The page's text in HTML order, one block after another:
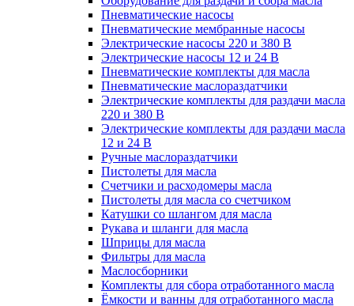
Пневматические насосы
Пневматические мембранные насосы
Электрические насосы 220 и 380 В
Электрические насосы 12 и 24 В
Пневматические комплекты для масла
Пневматические маслораздатчики
Электрические комплекты для раздачи масла
220 и 380 В
Электрические комплекты для раздачи масла
12 и 24 В
Ручные маслораздатчики
Пистолеты для масла
Счетчики и расходомеры масла
Пистолеты для масла со счетчиком
Катушки со шлангом для масла
Рукава и шланги для масла
Шприцы для масла
Фильтры для масла
Маслосборники
Комплекты для сбора отработанного масла
Ёмкости и ванны для отработанного масла